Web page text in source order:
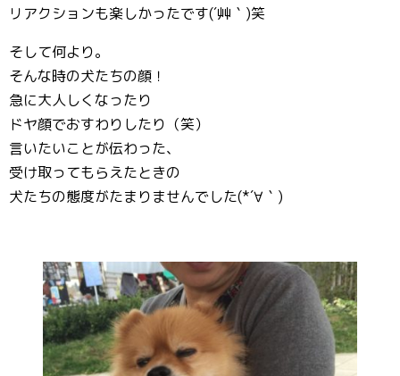
リアクションも楽しかったです(´艸｀)笑
そして何より。
そんな時の犬たちの顔！
急に大人しくなったり
ドヤ顔でおすわりしたり（笑）
言いたいことが伝わった、
受け取ってもらえたときの
犬たちの態度がたまりませんでした(*´∀｀)